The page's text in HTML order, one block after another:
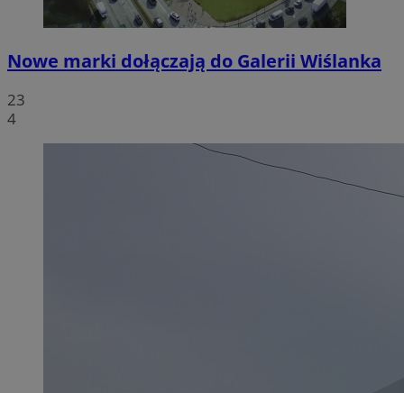
Nowe marki dołączają do Galerii Wiślanka
23
4